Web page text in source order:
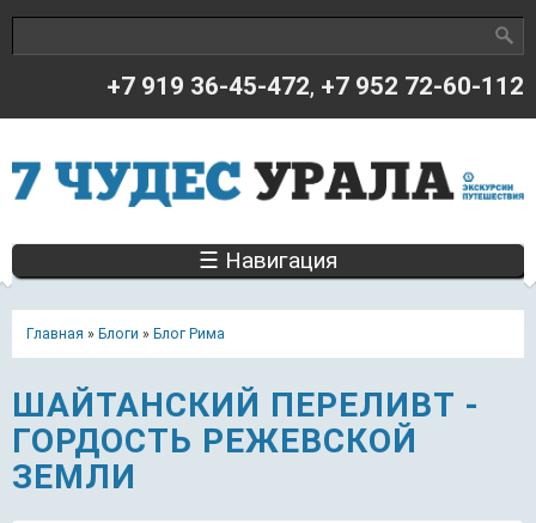
Форма поиска
+7 919 36-45-472, +7 952 72-60-112
☰ Навигация
Главная » Блоги » Блог Рима
ШАЙТАНСКИЙ ПЕРЕЛИВТ -
ГОРДОСТЬ РЕЖЕВСКОЙ
ЗЕМЛИ